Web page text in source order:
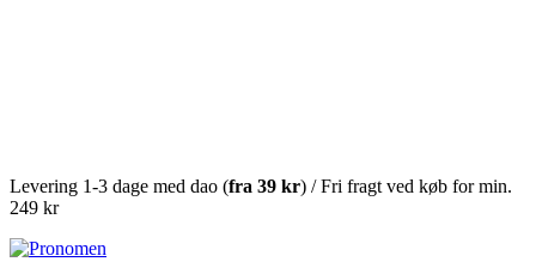
Levering 1-3 dage med dao (fra 39 kr) / Fri fragt ved køb for min.
249 kr